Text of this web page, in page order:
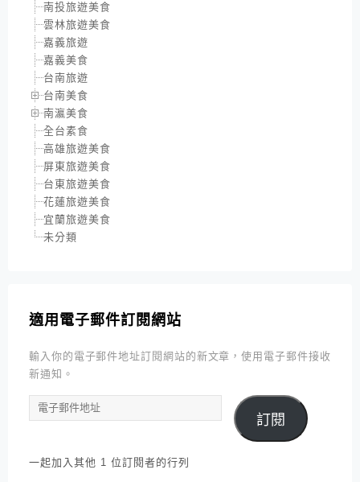
南投旅遊美食
雲林旅遊美食
嘉義旅遊
嘉義美食
台南旅遊
台南美食
南瀛美食
全台素食
高雄旅遊美食
屏東旅遊美食
台東旅遊美食
花蓮旅遊美食
宜蘭旅遊美食
未分類
適用電子郵件訂閱網站
輸入你的電子郵件地址訂閱網站的新文章，使用電子郵件接收
新通知。
電
子
件
訂閱
一起加入其他 1 位訂閱者的行列